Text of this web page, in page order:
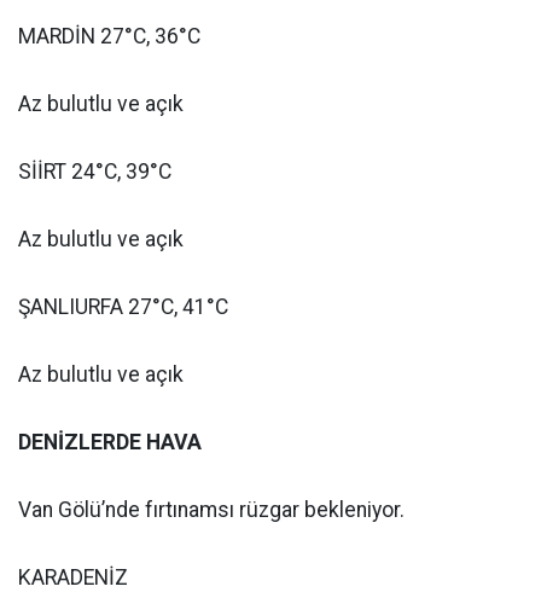
MARDİN 27°C, 36°C
Az bulutlu ve açık
SİİRT 24°C, 39°C
Az bulutlu ve açık
ŞANLIURFA 27°C, 41°C
Az bulutlu ve açık
DENİZLERDE HAVA
Van Gölü’nde fırtınamsı rüzgar bekleniyor.
KARADENİZ